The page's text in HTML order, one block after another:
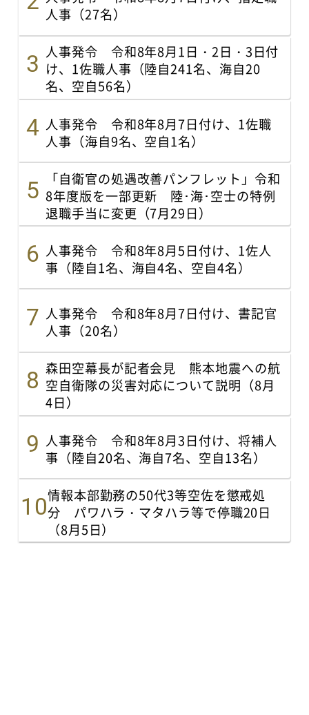
人事（27名）
人事発令 令和8年8月1日・2日・3日付
け、1佐職人事（陸自241名、海自20
名、空自56名）
人事発令 令和8年8月7日付け、1佐職
人事（海自9名、空自1名）
「自衛官の処遇改善パンフレット」令和
8年度版を一部更新 陸･海･空士の特例
退職手当に変更（7月29日）
人事発令 令和8年8月5日付け、1佐人
事（陸自1名、海自4名、空自4名）
人事発令 令和8年8月7日付け、書記官
人事（20名）
森田空幕長が記者会見 熊本地震への航
空自衛隊の災害対応について説明（8月
4日）
人事発令 令和8年8月3日付け、将補人
事（陸自20名、海自7名、空自13名）
情報本部勤務の50代3等空佐を懲戒処
分 パワハラ・マタハラ等で停職20日
（8月5日）